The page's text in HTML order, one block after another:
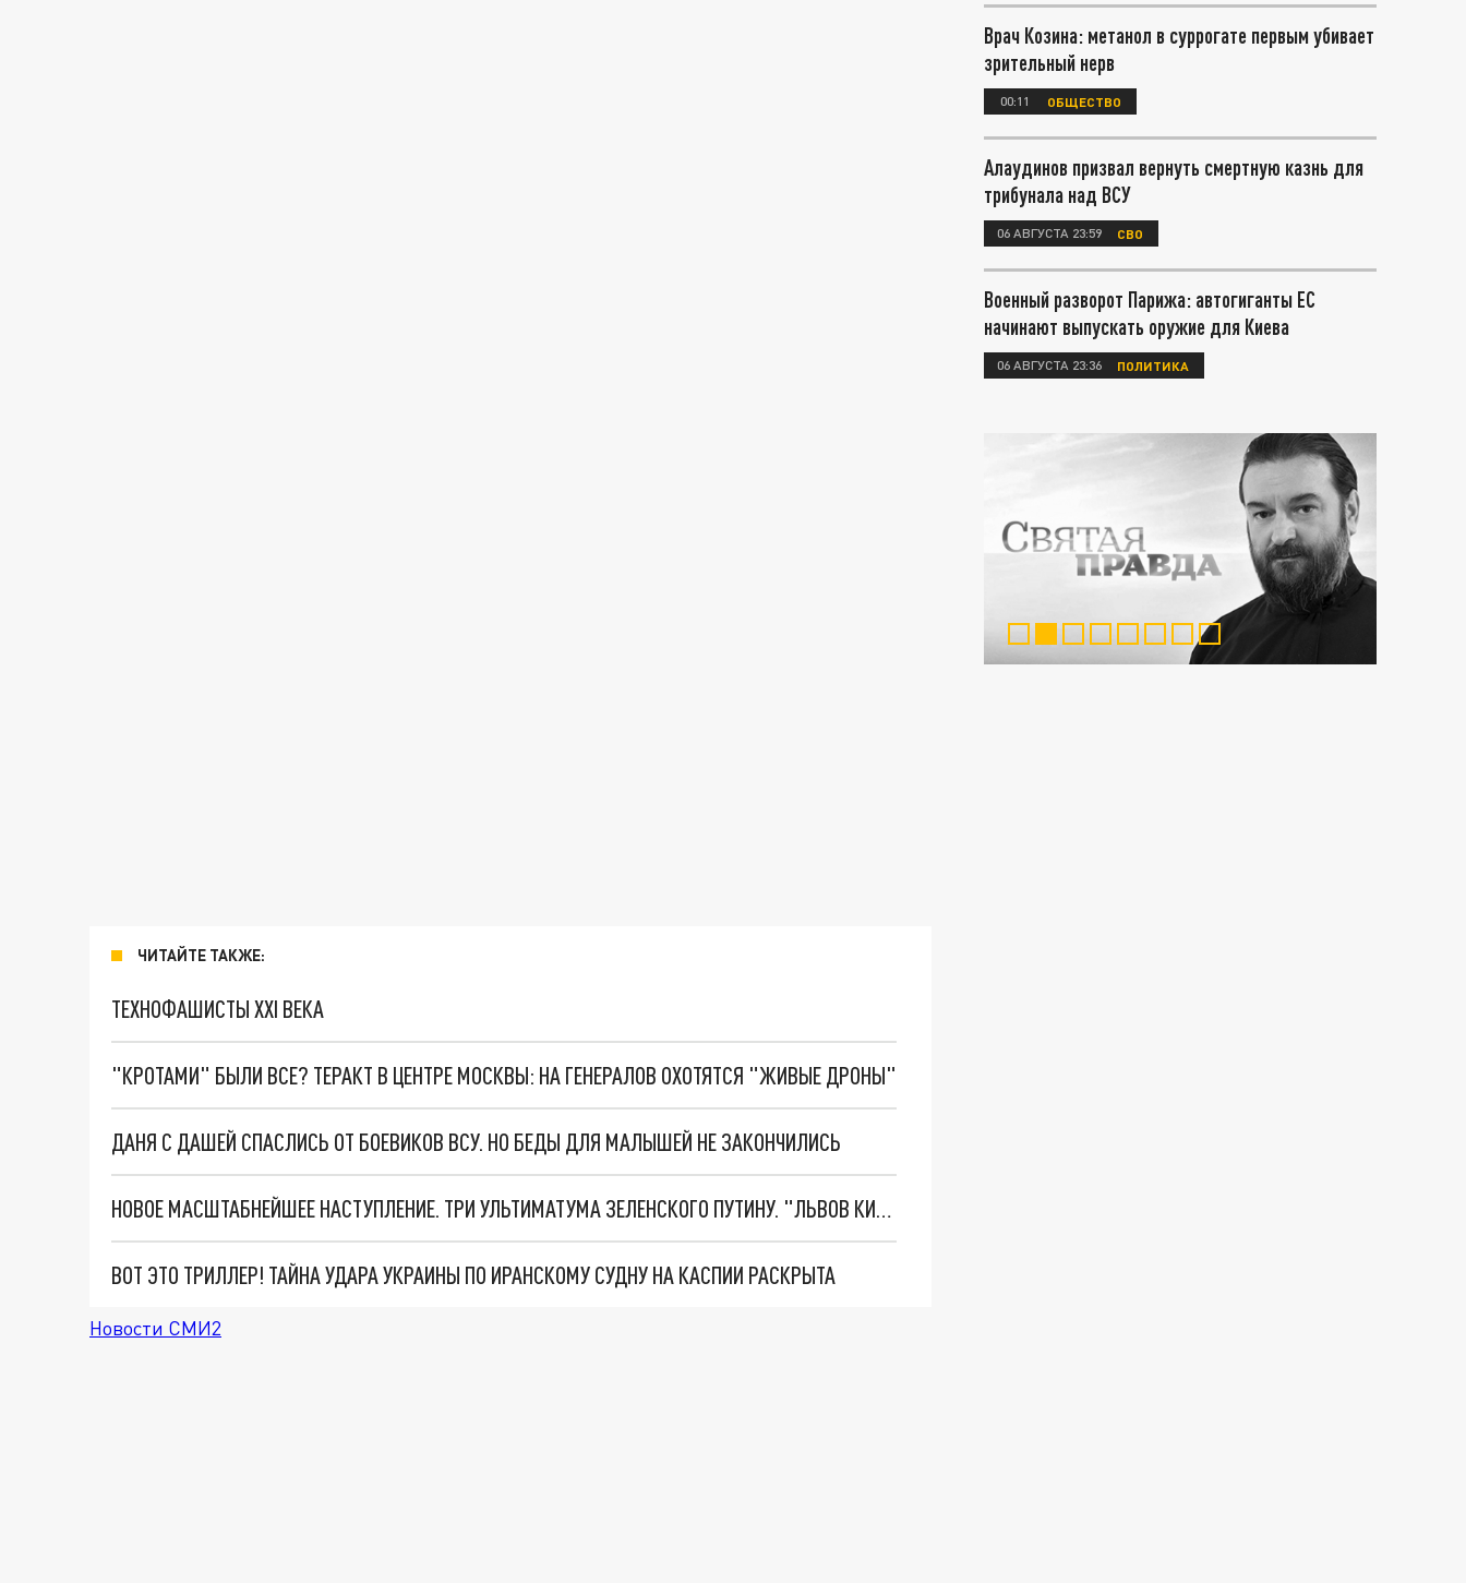
ЧИТАЙТЕ ТАКЖЕ:
ТЕХНОФАШИСТЫ XXI ВЕКА
"КРОТАМИ" БЫЛИ ВСЕ? ТЕРАКТ В ЦЕНТРЕ МОСКВЫ: НА ГЕНЕРАЛОВ ОХОТЯТСЯ "ЖИВЫЕ ДРОНЫ"
ДАНЯ С ДАШЕЙ СПАСЛИСЬ ОТ БОЕВИКОВ ВСУ. НО БЕДЫ ДЛЯ МАЛЫШЕЙ НЕ ЗАКОНЧИЛИСЬ
НОВОЕ МАСШТАБНЕЙШЕЕ НАСТУПЛЕНИЕ. ТРИ УЛЬТИМАТУМА ЗЕЛЕНСКОГО ПУТИНУ. "ЛЬВОВ КИМА" ПОСТАВЯТ НА ПВО? ГЛОБАЛЬНЫЙ ПРОРЫВ ПОД ЗАПОРОЖЬЕМ
ВОТ ЭТО ТРИЛЛЕР! ТАЙНА УДАРА УКРАИНЫ ПО ИРАНСКОМУ СУДНУ НА КАСПИИ РАСКРЫТА
Новости СМИ2
Врач Козина: метанол в суррогате первым убивает
зрительный нерв
00:11 ОБЩЕСТВО
Алаудинов призвал вернуть смертную казнь для
трибунала над ВСУ
06 АВГУСТА 23:59 СВО
Военный разворот Парижа: автогиганты ЕС
начинают выпускать оружие для Киева
06 АВГУСТА 23:36 ПОЛИТИКА